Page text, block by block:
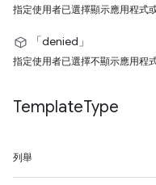
指定使用者已選擇顯示應用程式
「denied」
指定使用者已選擇不顯示應用程
TemplateType
列舉